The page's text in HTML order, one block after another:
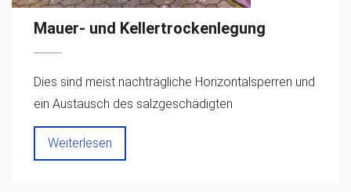
Mauer- und Kellertrockenlegung
Dies sind meist nachträgliche Horizontalsperren und
ein Austausch des salzgeschädigten
Weiterlesen